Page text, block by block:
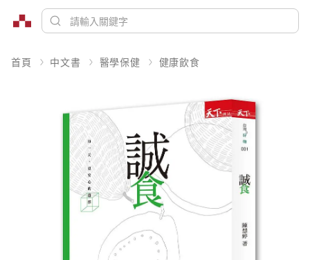
首頁 中文書 醫學保健 健康飲食